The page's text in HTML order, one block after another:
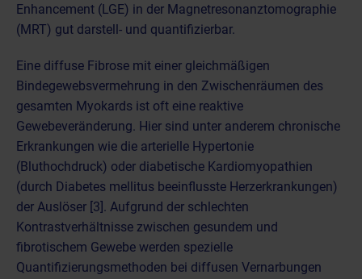
Enhancement (LGE) in der Magnetresonanztomographie
(MRT) gut darstell- und quantifizierbar.
Eine diffuse Fibrose mit einer gleichmäßigen
Bindegewebsvermehrung in den Zwischenräumen des
gesamten Myokards ist oft eine reaktive
Gewebeveränderung. Hier sind unter anderem chronische
Erkrankungen wie die arterielle Hypertonie
(Bluthochdruck) oder diabetische Kardiomyopathien
(durch Diabetes mellitus beeinflusste Herzerkrankungen)
der Auslöser [3]. Aufgrund der schlechten
Kontrastverhältnisse zwischen gesundem und
fibrotischem Gewebe werden spezielle
Quantifizierungsmethoden bei diffusen Vernarbungen